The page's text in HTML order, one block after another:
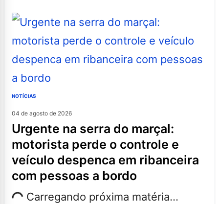
NOTÍCIAS
04 de agosto de 2026
urgente na serra do marçal:
motorista perde o controle e
veículo despenca em ribanceira
com pessoas a bordo
Carregando próxima matéria...